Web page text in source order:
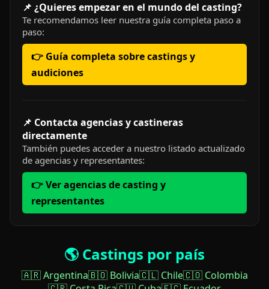
📌 ¿Quieres empezar en el mundo del casting?
Te recomendamos leer nuestra guía completa paso a
paso:
👉 Guía completa sobre castings y
audiciones
📌 Contacta agencias y castineras
directamente
También puedes acceder a nuestro listado actualizado
de agencias y representantes:
👉 Ver agencias de casting y
representantes
🌎 Castings por país
🇦🇷 Argentina🇧🇴 Bolivia🇨🇱 Chile🇨🇴 Colombia